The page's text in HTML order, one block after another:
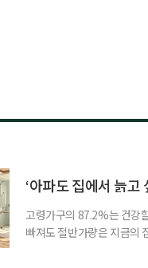
‘아파도 집에서 늙
고령가구의 87.2%는 건강
빠져도 절반가량은 지금의